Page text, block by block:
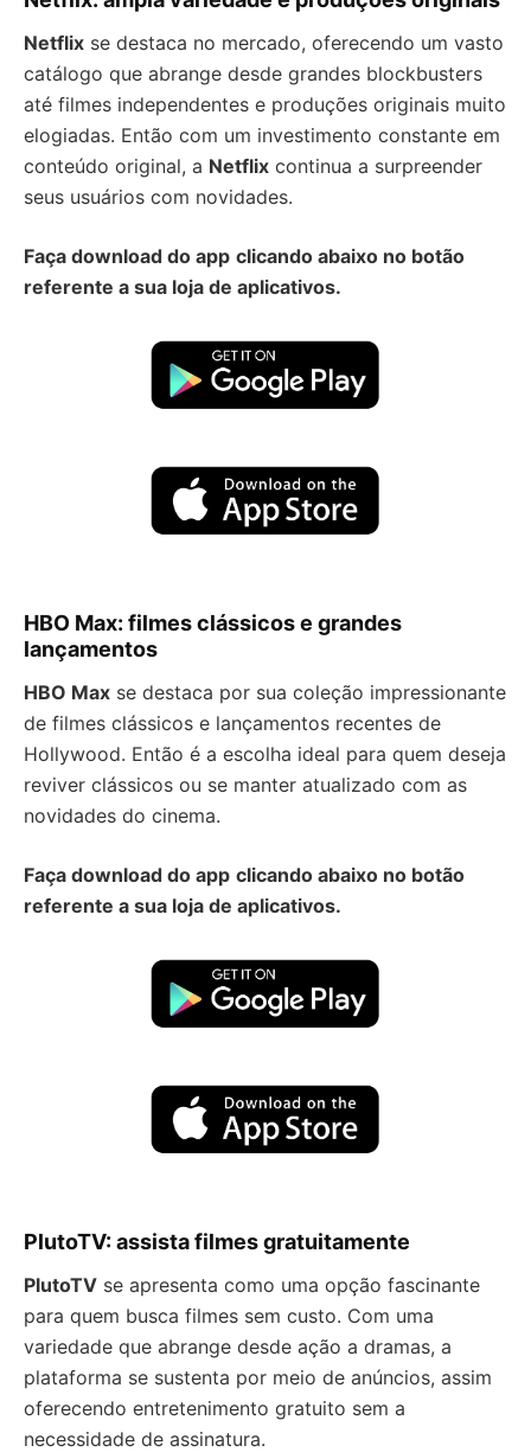
Netflix se destaca no mercado, oferecendo um vasto
catálogo que abrange desde grandes blockbusters
até filmes independentes e produções originais muito
elogiadas. Então com um investimento constante em
conteúdo original, a Netflix continua a surpreender
seus usuários com novidades.
Faça download do app clicando abaixo no botão
referente a sua loja de aplicativos.
HBO Max: filmes clássicos e grandes
lançamentos
HBO Max se destaca por sua coleção impressionante
de filmes clássicos e lançamentos recentes de
Hollywood. Então é a escolha ideal para quem deseja
reviver clássicos ou se manter atualizado com as
novidades do cinema.
Faça download do app clicando abaixo no botão
referente a sua loja de aplicativos.
PlutoTV: assista filmes gratuitamente
PlutoTV se apresenta como uma opção fascinante
para quem busca filmes sem custo. Com uma
variedade que abrange desde ação a dramas, a
plataforma se sustenta por meio de anúncios, assim
oferecendo entretenimento gratuito sem a
necessidade de assinatura.